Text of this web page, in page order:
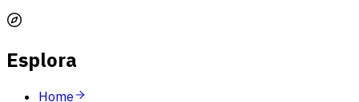
Esplora
Home